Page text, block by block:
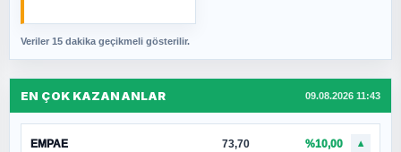
Veriler 15 dakika geçikmeli gösterilir.
EN ÇOK KAZANANLAR 09.08.2026 11:43
EMPAE 73,70 %10,00 ▲